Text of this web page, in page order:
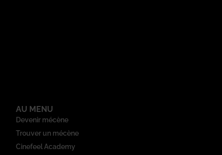
AU MENU
Devenir mécène
Trouver un mécène
Cinefeel Academy